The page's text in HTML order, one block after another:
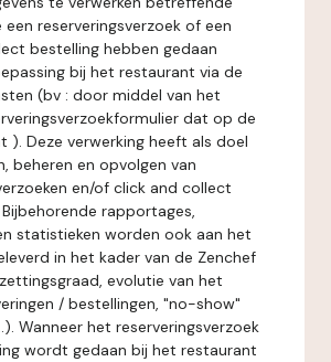
reserveringsverzoek of een
bestelling hebben gedaan
bij het restaurant via de
(bv : door middel van het
dat op de
). Deze verwerking heeft als doel
beheren en opvolgen van
en/of click and collect
rapportages,
statistieken worden ook aan het
in het kader van de Zenchef
evolutie van het
/ bestellingen, "no-show"
Wanneer het reserveringsverzoek
wordt gedaan bij het restaurant